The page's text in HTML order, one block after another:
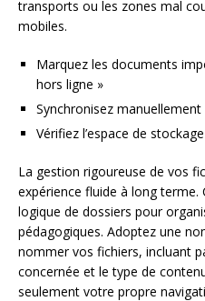
transports ou les zones mal
mobiles.
Marquez les documents
hors ligne »
Synchronisez
Vérifiez l’espace de
La gestion rigoureuse de vos
expérience fluide à long terme.
logique de dossiers pour
pédagogiques. Adoptez une
nommer vos fichiers, incluant
concernée et le type de
seulement votre propre